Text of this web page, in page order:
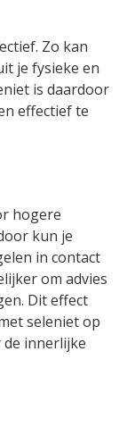
Zo kan
je fysieke en
is daardoor
effectief te
hogere
kun je
in contact
om advies
Dit effect
seleniet op
de innerlijke